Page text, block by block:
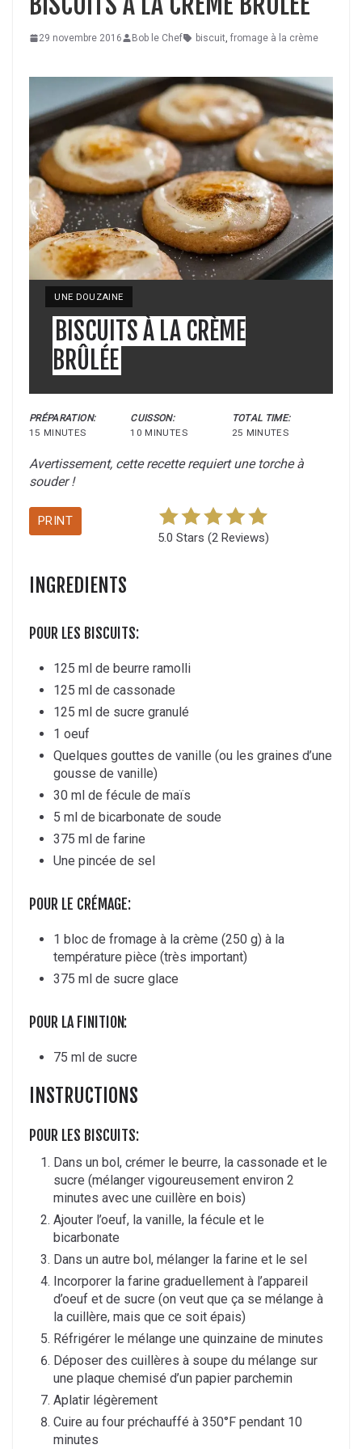
29 novembre 2016 Bob le Chef biscuit, fromage à la crème
YIELD:
UNE DOUZAINE
BISCUITS À LA CRÈME
BRÛLÉE
PRÉPARATION:
15 MINUTES
CUISSON:
10 MINUTES
TOTAL TIME:
25 MINUTES
Avertissement, cette recette requiert une torche à
souder !
PRINT
5.0 Stars (2 Reviews)
INGREDIENTS
POUR LES BISCUITS:
125 ml de beurre ramolli
125 ml de cassonade
125 ml de sucre granulé
1 oeuf
Quelques gouttes de vanille (ou les graines d’une
gousse de vanille)
30 ml de fécule de maïs
5 ml de bicarbonate de soude
375 ml de farine
Une pincée de sel
POUR LE CRÉMAGE:
1 bloc de fromage à la crème (250 g) à la
température pièce (très important)
375 ml de sucre glace
POUR LA FINITION:
75 ml de sucre
INSTRUCTIONS
POUR LES BISCUITS:
Dans un bol, crémer le beurre, la cassonade et le
sucre (mélanger vigoureusement environ 2
minutes avec une cuillère en bois)
Ajouter l’oeuf, la vanille, la fécule et le
bicarbonate
Dans un autre bol, mélanger la farine et le sel
Incorporer la farine graduellement à l’appareil
d’oeuf et de sucre (on veut que ça se mélange à
la cuillère, mais que ce soit épais)
Réfrigérer le mélange une quinzaine de minutes
Déposer des cuillères à soupe du mélange sur
une plaque chemisé d’un papier parchemin
Aplatir légèrement
Cuire au four préchauffé à 350°F pendant 10
minutes